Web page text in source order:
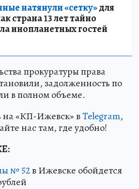
натянули «сетку»для
страна 13 лет тайно
инопланетных гостей
прокуратуры права
задолженность по
в полном объеме.
на «КП-Ижевск» вTelegram,
нас там, где удобно!
№ 52в Ижевске обойдется